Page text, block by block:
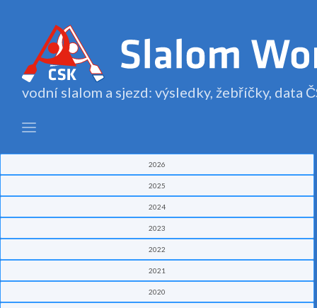
vodní slalom a sjezd: výsledky, žebříčky, data
2026
2025
2024
2023
2022
2021
2020